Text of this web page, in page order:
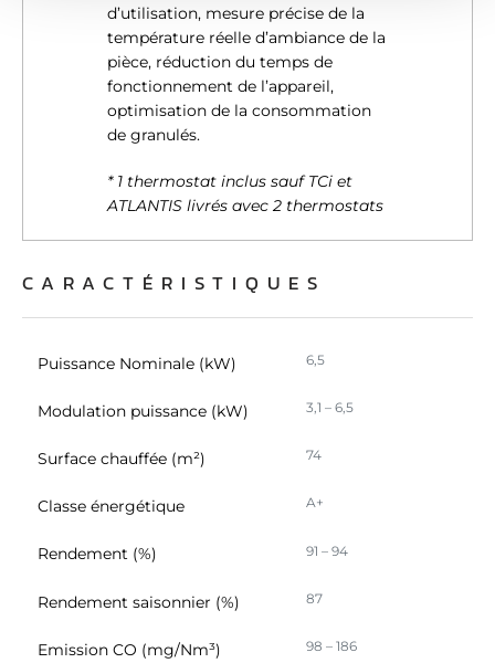
partageons également des informations sur l'utilisation de
notre site avec nos partenaires de médias sociaux, de
publicité et d'analyse, qui peuvent combiner celles-ci
avec d'autres informations que vous leur avez fournies
ou qu'ils ont collectées lors de votre utilisation de leurs
d’utilisation, mesure précise de la
température réelle d’ambiance de la
pièce, réduction du temps de
fonctionnement de l’appareil,
optimisation de la consommation
de granulés.
* 1 thermostat inclus sauf TCi et
ATLANTIS livrés avec 2 thermostats
CARACTÉRISTIQUES
Puissance Nominale (kW) 6,5
Modulation puissance (kW) 3,1 – 6,5
Surface chauffée (m²) 74
Classe énergétique A+
Rendement (%) 91 – 94
Rendement saisonnier (%) 87
Emission CO (mg/Nm³) 98 – 186